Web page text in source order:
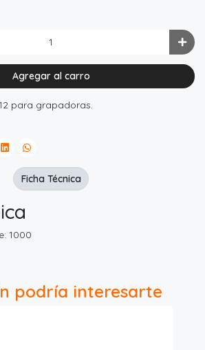
Agregar al carro
para grapadoras.
1000
Ficha Técnica
podría interesarte